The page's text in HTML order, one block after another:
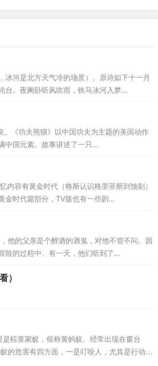
河是北方天气冷的场景）。原诗如下十一月
台。夜阑卧听风吹雨，铁马冰河入梦...
。《功夫熊猫》以中国功夫为主题的美国动作
中国元素。故事讲述了一只...
容有黄金时代（格斯认识格里菲斯到蚀刻）
金时代篇部分，TV版也有一些剧...
他的父亲是个醉酒的酒鬼，对他不管不问。因
险的过程中。有一天，他们听到了...
）
棕黄家蚁，俗称黄蚂蚁。经常出现在窗台
危害有四方面，一是叮咬人，尤其是行动不